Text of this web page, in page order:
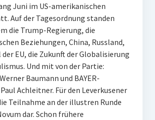
Juni im US-amerikanischen
Auf der Tagesordnung standen
die Trump-Regierung, die
Beziehungen, China, Russland,
der EU, die Zukunft der Globalisierung
Und mit von der Partie:
Baumann und BAYER-
Achleitner. Für den Leverkusener
Teilnahme an der illustren Runde
dar. Schon frühere